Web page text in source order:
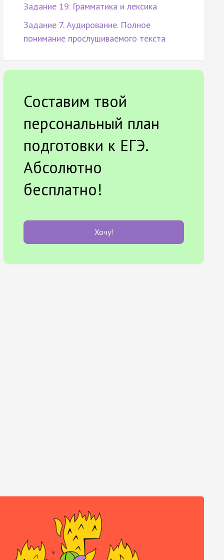
Задание 19. Грамматика и лексика
Задание 7. Аудирование. Полное
понимание прослушиваемого текста
Составим твой
персональный план
подготовки к ЕГЭ.
Абсолютно
бесплатно!
Хочу!